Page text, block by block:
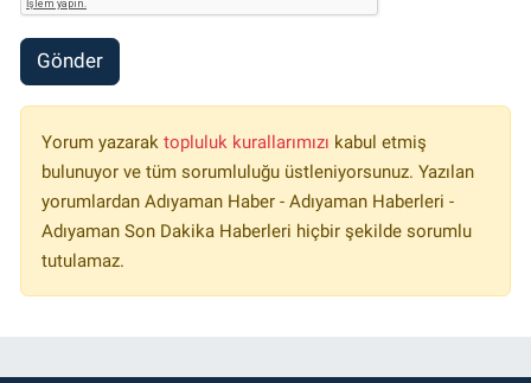
Gönder
Yorum yazarak topluluk kurallarımızı kabul etmiş
bulunuyor ve tüm sorumluluğu üstleniyorsunuz. Yazılan
yorumlardan Adıyaman Haber - Adıyaman Haberleri -
Adıyaman Son Dakika Haberleri hiçbir şekilde sorumlu
tutulamaz.